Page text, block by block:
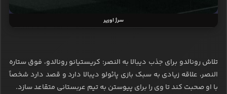
سرژ اوریر
تلاش رونالدو برای جذب دیبالا به النصر: کریستیانو رونالدو، فوق ستاره
النصر، علاقه زیادی به سبک بازی پائولو دیبالا دارد و قصد دارد شخصاً
با او صحبت کند تا وی را برای پیوستن به تیم عربستانی متقاعد سازد.